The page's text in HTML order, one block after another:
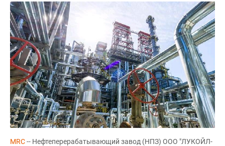
MRC-- Нефтеперерабатывающий завод (НПЗ) ООО "ЛУКОЙЛ-